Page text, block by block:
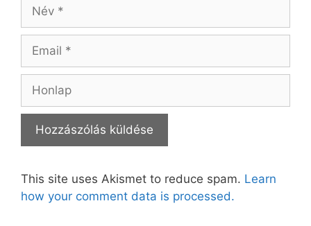
This site uses Akismet to reduce spam. Learn
how your comment data is processed.